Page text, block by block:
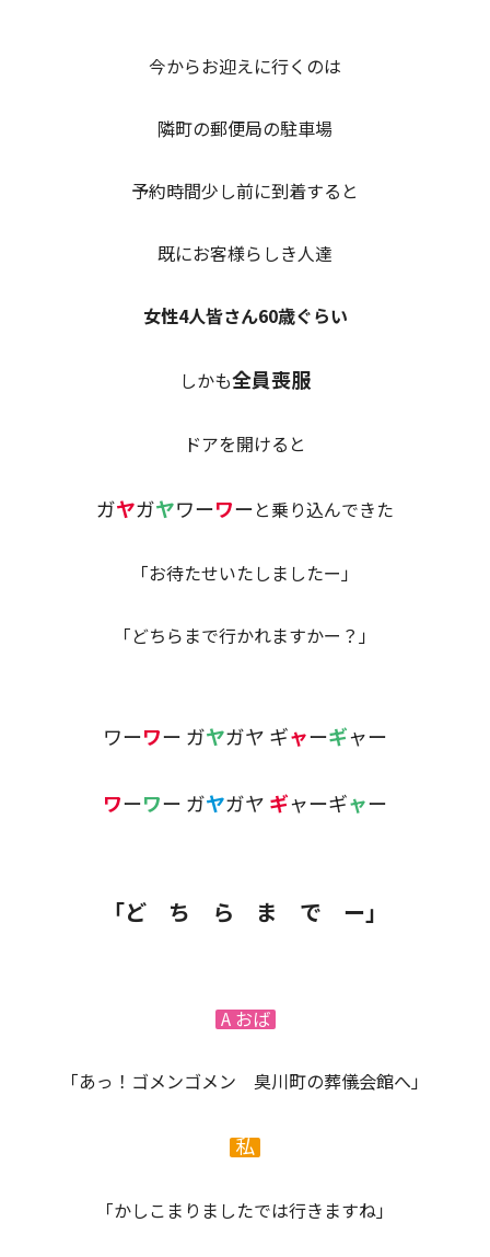
今からお迎えに行くのは
隣町の郵便局の駐車場
予約時間少し前に到着すると
既にお客様らしき人達
女性4人皆さん60歳ぐらい
しかも全員喪服
ドアを開けると
ガヤガヤワーワーと乗り込んできた
「お待たせいたしましたー」
「どちらまで行かれますかー？」
ワーワー ガヤガヤ ギャーギャー
ワーワー ガヤガヤ ギャーギャー
「ど ち ら ま で ー」
A おば
「あっ！ゴメンゴメン 臭川町の葬儀会館へ」
私
「かしこまりましたでは行きますね」